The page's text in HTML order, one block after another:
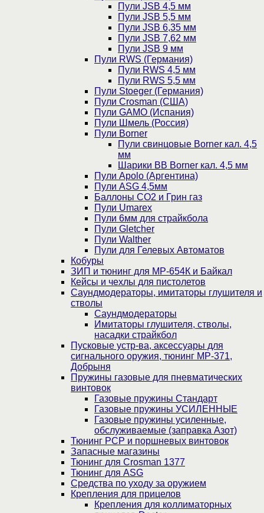
Пули JSB 4,5 мм
Пули JSB 5,5 мм
Пули JSB 6,35 мм
Пули JSB 7,62 мм
Пули JSB 9 мм
Пули RWS (Германия)
Пули RWS 4,5 мм
Пули RWS 5,5 мм
Пули Stoeger (Германия)
Пули Crosman (США)
Пули GAMO (Испания)
Пули Шмель (Россия)
Пули Borner
Пули свинцовые Borner кал. 4,5
мм
Шарики BB Borner кал. 4,5 мм
Пули Apolo (Аргентина)
Пули ASG 4,5мм
Баллоны CO2 и Грин газ
Пули Umarex
Пули 6мм для страйкбола
Пули Gletcher
Пули Walther
Пули для Гелевых Автоматов
Кобуры
ЗИП и тюнинг для МР-654К и Байкал
Кейсы и чехлы для пистолетов
Саундмодераторы, имитаторы глушителя и
стволы
Саундмодераторы
Имитаторы глушителя, стволы,
насадки страйкбол
Пусковые устр-ва, аксессуары для
сигнального оружия, тюнинг МР-371,
Добрыня
Пружины газовые для пневматических
винтовок
Газовые пружины Стандарт
Газовые пружины УСИЛЕННЫЕ
Газовые пружины усиленные,
обслуживаемые (заправка Азот)
Тюнинг PCP и поршневых винтовок
Запасные магазины
Тюнинг для Crosman 1377
Тюнинг для ASG
Средства по уходу за оружием
Крепления для прицелов
Крепления для коллиматорных